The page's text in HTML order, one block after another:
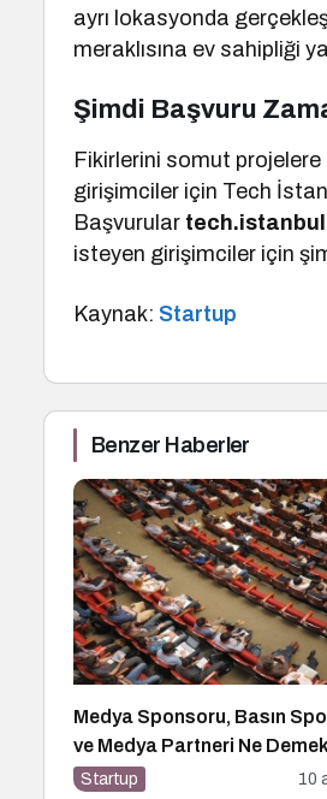
ayrı lokasyonda
meraklısına ev sahipliği
Şimdi Başvuru
Fikirlerini somut
girişimciler için Tech
Başvurular tech.istanbul
isteyen girişimciler için
Kaynak: Startup
Benzer Haberler
Medya Sponsoru, Basın
ve Medya Partneri Ne
Startup 10